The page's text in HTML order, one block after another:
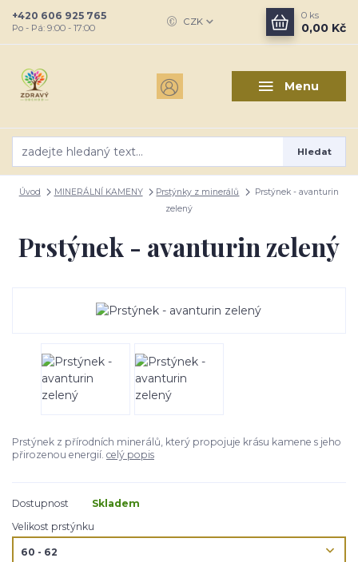
Menu
CZK
Hledat
+420 606 925 765
Po - Pá: 9:00 - 17:00
0 ks
0,00 Kč
Úvod MINERÁLNÍ KAMENY Prstýnky z minerálů
Prstýnek - avanturin
zelený
Prstýnek - avanturin zelený
Prstýnek z přírodních minerálů, který propojuje krásu kamene s jeho
přirozenou energií. celý popis
Dostupnost
Skladem
Velikost prstýnku